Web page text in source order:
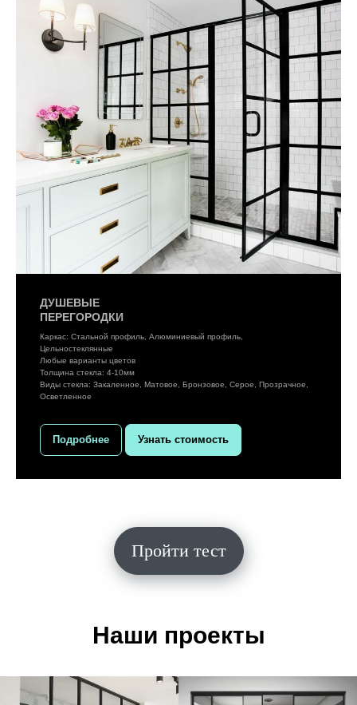
ДУШЕВЫЕ
ПЕРЕГОРОДКИ
Каркас: Стальной профиль, Алюминиевый профиль,
Цельностеклянные
Любые варианты цветов
Толщина стекла: 4-10мм
Виды стекла: Закаленное, Матовое, Бронзовое, Серое, Прозрачное,
Осветленное
Подробнее Узнать стоимость
Пройти тест
Наши проекты